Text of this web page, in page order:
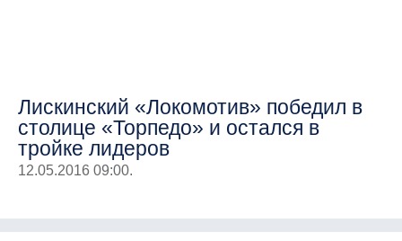
Лискинский «Локомотив» победил в
столице «Торпедо» и остался в
тройке лидеров
12.05.2016 09:00.